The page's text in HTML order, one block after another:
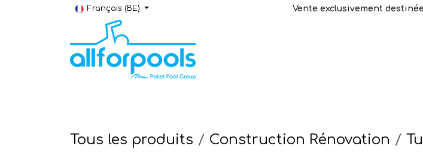
Se rendre au contenu
Français (BE) Vente exclusivement
Tous les produits Construction Rénovation